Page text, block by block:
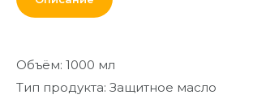
От кирпича
Дополнительные
товары и
Объём: 1000 мл
Тип продукта: Защитное масло